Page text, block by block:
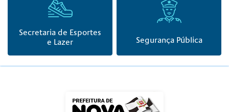
Secretaria de Esportes
e Lazer
Segurança Pública